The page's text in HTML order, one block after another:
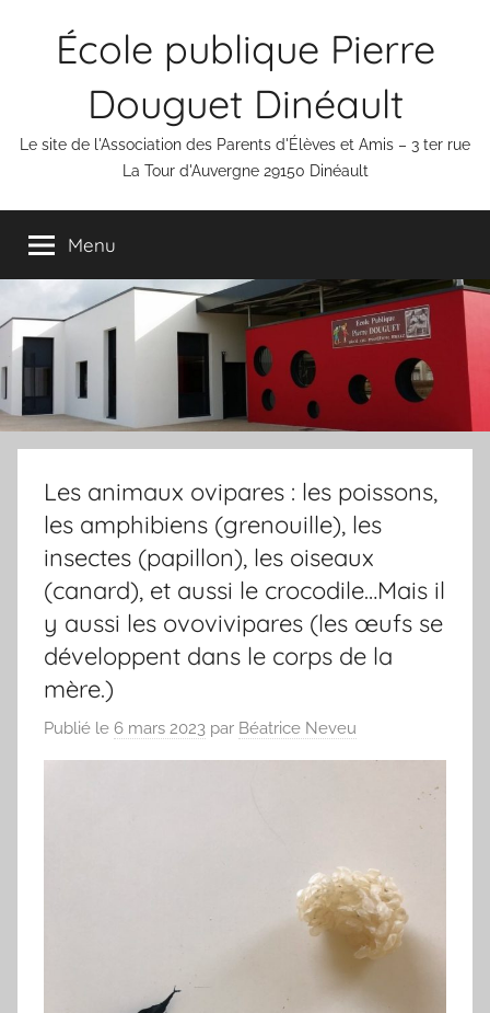
École publique Pierre
Douguet Dinéault
Le site de l'Association des Parents d'Élèves et Amis – 3 ter rue
La Tour d'Auvergne 29150 Dinéault
Menu
Les animaux ovipares : les poissons,
les amphibiens (grenouille), les
insectes (papillon), les oiseaux
(canard), et aussi le crocodile…Mais il
y aussi les ovovivipares (les œufs se
développent dans le corps de la
mère.)
Publié le 6 mars 2023 par Béatrice Neveu